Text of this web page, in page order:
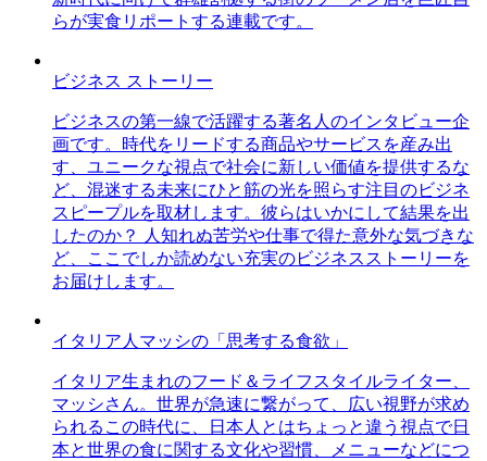
らが実食リポートする連載です。
ビジネス ストーリー
ビジネスの第一線で活躍する著名人のインタビュー企
画です。時代をリードする商品やサービスを産み出
す、ユニークな視点で社会に新しい価値を提供するな
ど、混迷する未来にひと筋の光を照らす注目のビジネ
スピープルを取材します。彼らはいかにして結果を出
したのか？ 人知れぬ苦労や仕事で得た意外な気づきな
ど、ここでしか読めない充実のビジネスストーリーを
お届けします。
イタリア人マッシの「思考する食欲」
イタリア生まれのフード＆ライフスタイルライター、
マッシさん。世界が急速に繋がって、広い視野が求め
られるこの時代に、日本人とはちょっと違う視点で日
本と世界の食に関する文化や習慣、メニューなどにつ